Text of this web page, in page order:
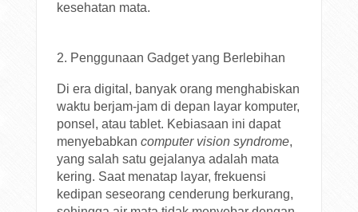
kesehatan mata.
2. Penggunaan Gadget yang Berlebihan
Di era digital, banyak orang menghabiskan
waktu berjam-jam di depan layar komputer,
ponsel, atau tablet. Kebiasaan ini dapat
menyebabkan computer vision syndrome,
yang salah satu gejalanya adalah mata
kering. Saat menatap layar, frekuensi
kedipan seseorang cenderung berkurang,